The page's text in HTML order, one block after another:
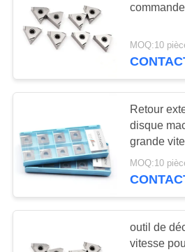
L'USINE
CONTACTER
NOUVELLES
Insertions de
fraisage de
commande
numérique
ordinateur
Commande
numérique
ordinateur
MOQ:10
Retour
disque
grande
coupe
MOQ:10
outil de
vitesse